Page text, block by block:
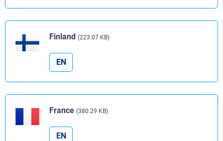
Finland (223.07 KB)
EN
France (380.29 KB)
EN